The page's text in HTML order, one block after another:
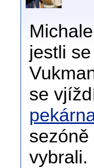
jestli
se
vybrali.